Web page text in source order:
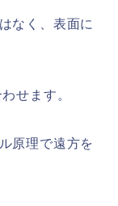
なく、表面に
せます。
原理で遠方を